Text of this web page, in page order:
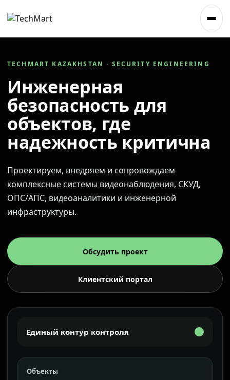
TECHMART KAZAKHSTAN · SECURITY ENGINEERING
Инженерная
безопасность для
объектов, где
надежность критична
Проектируем, внедряем и сопровождаем
комплексные системы видеонаблюдения, СКУД,
ОПС/АПС, видеоаналитики и инженерной
инфраструктуры.
Обсудить проект
Клиентский портал
Единый контур контроля
Объекты